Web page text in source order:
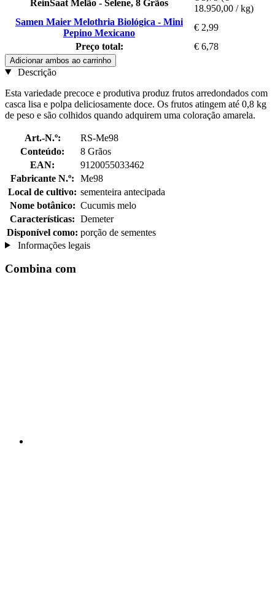
ReinSaat Melão - Selene, 8 Grãos
18.950,00 / kg)
Samen Maier Melothria Biológica - Mini
Pepino Mexicano
€ 2,99
Preço total:
€ 6,78
Adicionar ambos ao carrinho
Descrição
Esta variedade precoce e produtiva produz frutos arredondados com
casca lisa e polpa deliciosamente doce. Os frutos atingem até 0,8 kg
de peso e são colhidos quando adquirem uma coloração amarela.
Art.-N.º:
RS-Me98
Conteúdo:
8 Grãos
EAN:
9120055033462
Fabricante N.º:
Me98
Local de cultivo: sementeira antecipada
Nome botânico: Cucumis melo
Características: Demeter
Disponível como: porção de sementes
Informações legais
Combina com